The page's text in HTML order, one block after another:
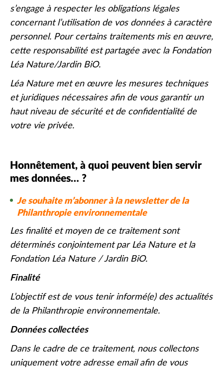
s’engage à respecter les obligations légales
concernant l’utilisation de vos données à caractère
personnel. Pour certains traitements mis en œuvre,
cette responsabilité est partagée avec la Fondation
Léa Nature/Jardin BiO.
Léa Nature met en œuvre les mesures techniques
et juridiques nécessaires afin de vous garantir un
haut niveau de sécurité et de confidentialité de
votre vie privée.
Honnêtement, à quoi peuvent bien servir
mes données… ?
Je souhaite m’abonner à la newsletter de la
Philanthropie environnementale
Les finalité et moyen de ce traitement sont
déterminés conjointement par Léa Nature et la
Fondation Léa Nature / Jardin BiO.
Finalité
L’objectif est de vous tenir informé(e) des actualités
de la Philanthropie environnementale.
Données collectées
Dans le cadre de ce traitement, nous collectons
uniquement votre adresse email afin de vous